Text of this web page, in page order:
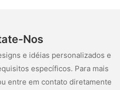
Nos
e idéias personalizados e
específicos. Para mais
entre em contato diretamente